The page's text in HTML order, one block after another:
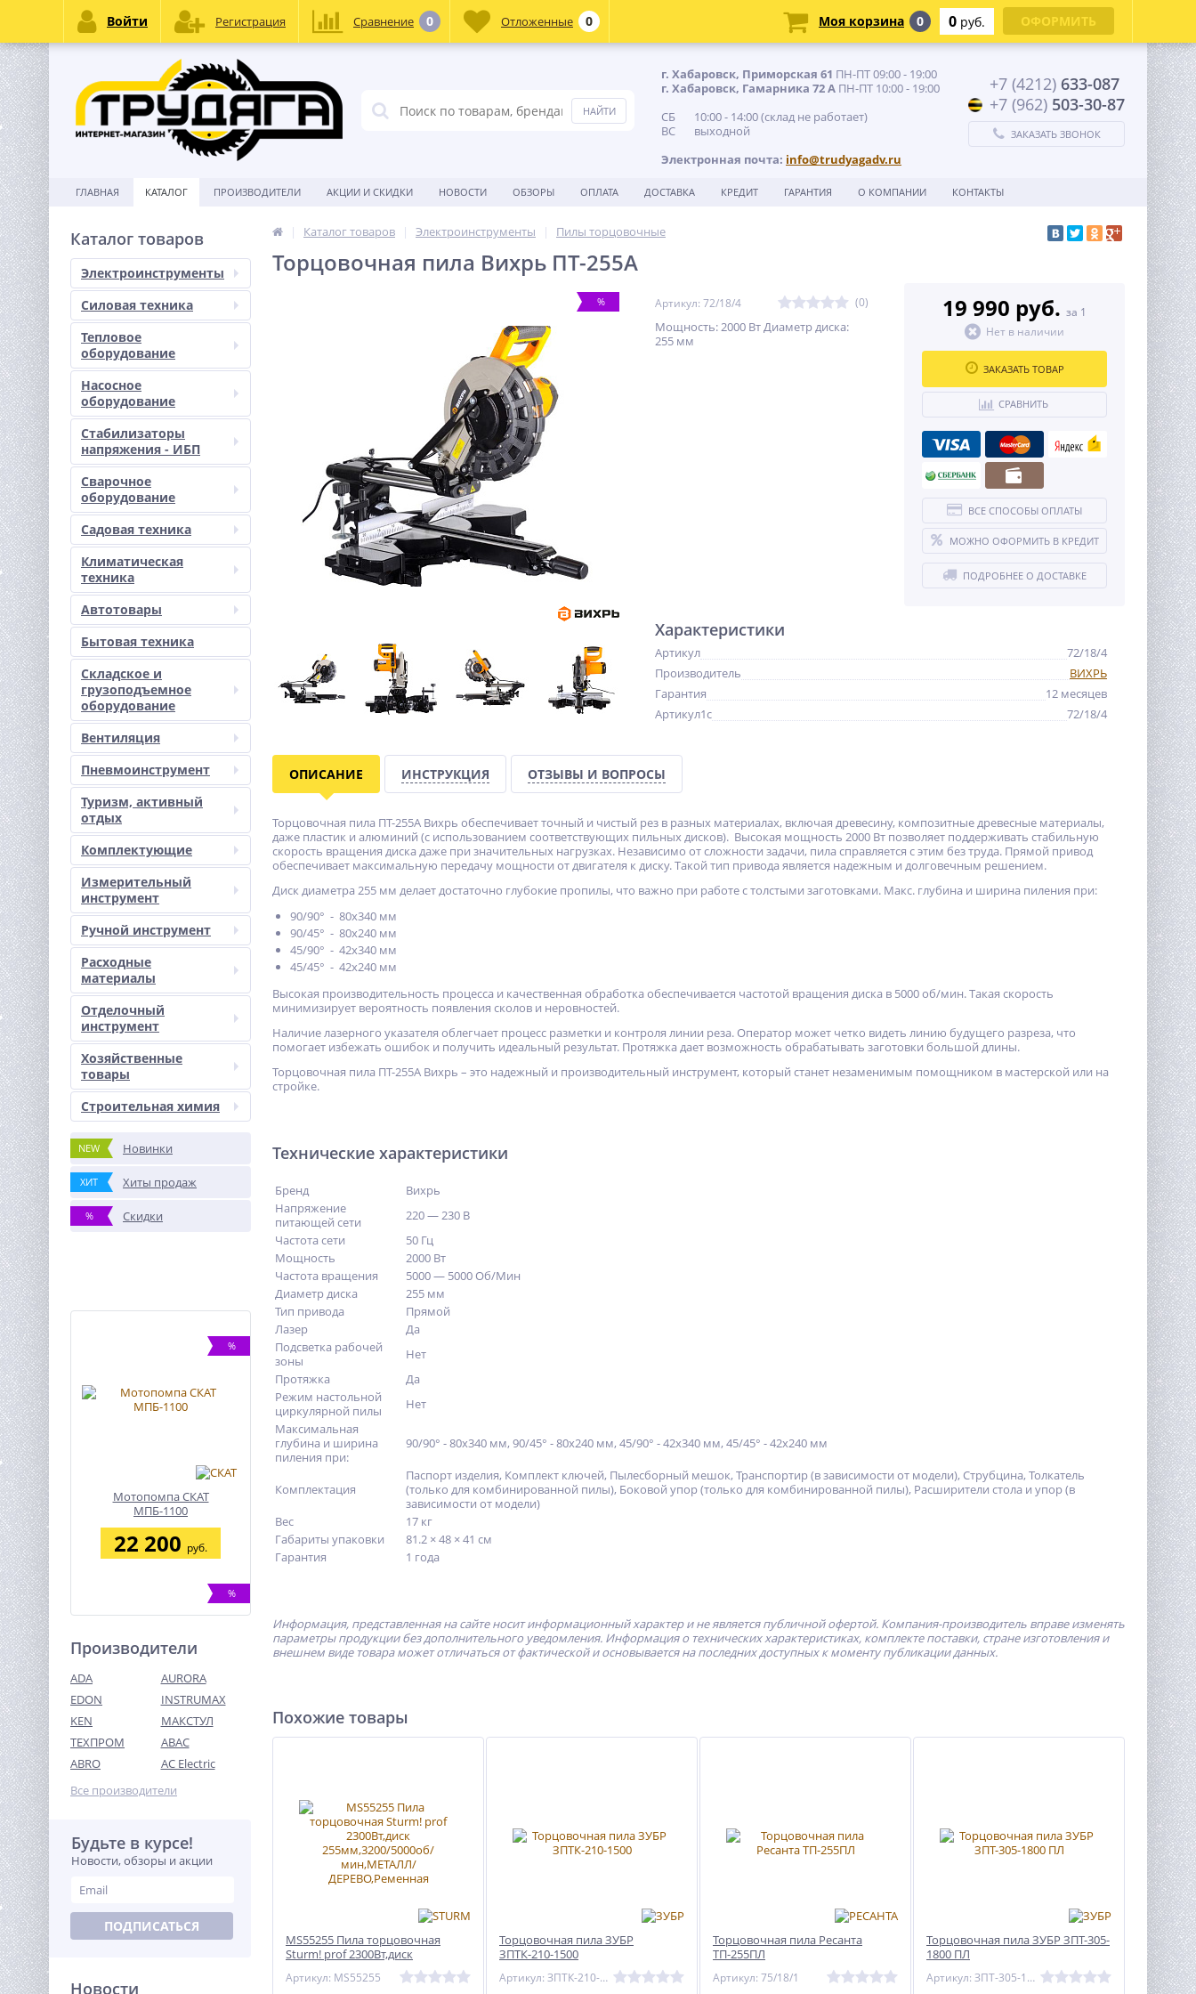
г. Хабаровск, Приморская 61 ПН-ПТ 09:00 - 19:00
г. Хабаровск, Гамарника 72 А ПН-ПТ 10:00 - 19:00
СБ 10:00 - 14:00 (склад не работает)
ВС выходной
Электронная почта: info@trudyagadv.ru
+7 (4212) 633-087
+7 (962) 503-30-87
ЗАКАЗАТЬ ЗВОНОК
ГЛАВНАЯ КАТАЛОГ ПРОИЗВОДИТЕЛИ АКЦИИ И СКИДКИ НОВОСТИ ОБЗОРЫ ОПЛАТА ДОСТАВКА КРЕДИТ ГАРАНТИЯ О КОМПАНИИ КОНТАКТЫ
Каталог товаров
Электроинструменты
Силовая техника
Тепловое
оборудование
Насосное
оборудование
Стабилизаторы
напряжения - ИБП
Сварочное
оборудование
Садовая техника
Климатическая
техника
Автотовары
Бытовая техника
Складское и
грузоподъемное
оборудование
Вентиляция
Пневмоинструмент
Туризм, активный
отдых
Комплектующие
Измерительный
инструмент
Ручной инструмент
Расходные
материалы
Отделочный
инструмент
Хозяйственные
товары
Строительная химия
NEW Новинки
ХИТ Хиты продаж
% Скидки
%
Мотопомпа СКАТ
МПБ-1100
22 200 руб.
%
Генератор бензиновый
TOR KM8000H
54 143
Производители
ADA
AURORA
EDON
INSTRUMAX
KEN
МАКСТУЛ
ТЕХПРОМ
ABAC
ABRO
AC Electric
Все производители
Будьте в курсе!
Новости, обзоры и акции
ПОДПИСАТЬСЯ
Новости
Каталог товаров Электроинструменты Пилы торцовочные
Торцовочная пила Вихрь ПТ-255А
% Артикул: 72/18/4 (0)
Мощность: 2000 Вт Диаметр диска:
255 мм
19 990 руб. за 1
Нет в наличии
ЗАКАЗАТЬ ТОВАР
СРАВНИТЬ
ВСЕ СПОСОБЫ ОПЛАТЫ
МОЖНО ОФОРМИТЬ В КРЕДИТ
ПОДРОБНЕЕ О ДОСТАВКЕ
Характеристики
Артикул
72/18/4
Производитель
ВИХРЬ
Гарантия
12 месяцев
Артикул1c
72/18/4
ОПИСАНИЕ ИНСТРУКЦИЯ ОТЗЫВЫ И ВОПРОСЫ
Торцовочная пила ПТ-255А Вихрь обеспечивает точный и чистый рез в разных материалах, включая древесину, композитные древесные материалы,
даже пластик и алюминий (с использованием соответствующих пильных дисков). Высокая мощность 2000 Вт позволяет поддерживать стабильную
скорость вращения диска даже при значительных нагрузках. Независимо от сложности задачи, пила справляется с этим без труда. Прямой привод
обеспечивает максимальную передачу мощности от двигателя к диску. Такой тип привода является надежным и долговечным решением.
Диск диаметра 255 мм делает достаточно глубокие пропилы, что важно при работе с толстыми заготовками. Макс. глубина и ширина пиления при:
90/90° - 80х340 мм
90/45° - 80х240 мм
45/90° - 42х340 мм
45/45° - 42х240 мм
Высокая производительность процесса и качественная обработка обеспечивается частотой вращения диска в 5000 об/мин. Такая скорость
минимизирует вероятность появления сколов и неровностей.
Наличие лазерного указателя облегчает процесс разметки и контроля линии реза. Оператор может четко видеть линию будущего разреза, что
помогает избежать ошибок и получить идеальный результат. Протяжка дает возможность обрабатывать заготовки большой длины.
Торцовочная пила ПТ-255А Вихрь – это надежный и производительный инструмент, который станет незаменимым помощником в мастерской или на
стройке.
Технические характеристики
Бренд
Вихрь
Напряжение
питающей сети
220 — 230 В
Частота сети
50 Гц
Мощность
2000 Вт
Частота вращения
5000 — 5000 Об/Мин
Диаметр диска
255 мм
Тип привода
Прямой
Лазер
Да
Подсветка рабочей
зоны
Нет
Протяжка
Да
Режим настольной
циркулярной пилы
Нет
Максимальная
глубина и ширина
пиления при:
90/90° - 80х340 мм, 90/45° - 80х240 мм, 45/90° - 42х340 мм, 45/45° - 42х240 мм
Комплектация
Паспорт изделия, Комплект ключей, Пылесборный мешок, Транспортир (в зависимости от модели), Струбцина, Толкатель
(только для комбинированной пилы), Боковой упор (только для комбинированной пилы), Расширители стола и упор (в
зависимости от модели)
Вес
17 кг
Габариты упаковки
81.2 × 48 × 41 см
Гарантия
1 года
Информация, представленная на сайте носит информационный характер и не является публичной офертой. Компания-производитель вправе изменять
параметры продукции без дополнительного уведомления. Информация о технических характеристиках, комплекте поставки, стране изготовления и
внешнем виде товара может отличаться от фактической и основывается на последних доступных к моменту публикации данных.
Похожие товары
MS55255 Пила торцовочная
Sturm! prof 2300Вт,диск
мин,МЕТАЛЛ/ДЕРЕВО,Ременная
Артикул: MS55255
Торцовочная пила ЗУБР
ЗПТК-210-1500
Артикул: ЗПТК-210-1500
Торцовочная пила Ресанта
ТП-255ПЛ
Артикул: 75/18/1
Торцовочная пила ЗУБР ЗПТ-305-
1800 ПЛ
Артикул: ЗПТ-305-1800 ПЛ
Войти Регистрация Сравнение 0 Отложенные 0 Моя корзина 0 0 руб. ОФОРМИТЬ